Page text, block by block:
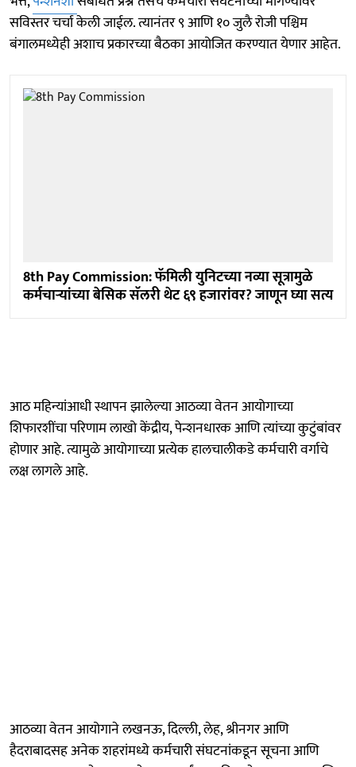
सविस्तर चर्चा केली जाईल. त्यानंतर ९ आणि १० जुलै रोजी पश्चिम
बंगालमध्येही अशाच प्रकारच्या बैठका आयोजित करण्यात येणार आहेत.
8th Pay Commission: फॅमिली युनिटच्या नव्या सूत्रामुळे
कर्मचाऱ्यांच्या बेसिक सॅलरी थेट ६९ हजारांवर? जाणून घ्या सत्य
आठ महिन्यांआधी स्थापन झालेल्या आठव्या वेतन आयोगाच्या
शिफारशींचा परिणाम लाखो केंद्रीय, पेन्शनधारक आणि त्यांच्या कुटुंबांवर
होणार आहे. त्यामुळे आयोगाच्या प्रत्येक हालचालीकडे कर्मचारी वर्गाचे
लक्ष लागले आहे.
आठव्या वेतन आयोगाने लखनऊ, दिल्ली, लेह, श्रीनगर आणि
हैदराबादसह अनेक शहरांमध्ये कर्मचारी संघटनांकडून सूचना आणि